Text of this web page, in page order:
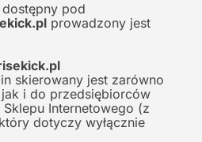
pod
prowadzony jest
skierowany jest zarówno
i do przedsiębiorców
Internetowego (z
dotyczy wyłącznie